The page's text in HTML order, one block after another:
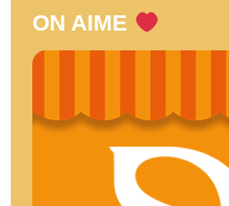
ON AIME